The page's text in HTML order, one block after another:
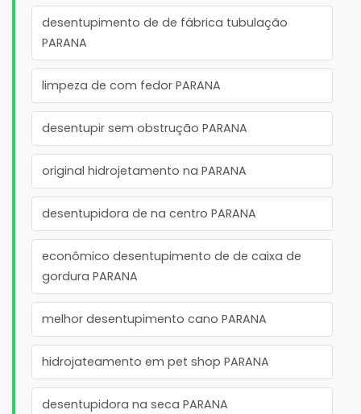
desentupimento de de fábrica tubulação
PARANA
limpeza de com fedor PARANA
desentupir sem obstrução PARANA
original hidrojetamento na PARANA
desentupidora de na centro PARANA
econômico desentupimento de de caixa de
gordura PARANA
melhor desentupimento cano PARANA
hidrojateamento em pet shop PARANA
desentupidora na seca PARANA